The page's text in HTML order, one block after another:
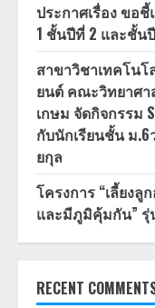
ประกาศเรื่อง ขอ
1 ชั้นปีที่ 2 และชั้น
สาขาวิชาเทคโน
ยนต์ คณะวิทยาศ
เกษม จัดกิจกรรม
กับนักเรียนชั้น ม.6
ยกุล
โครงการ “เลี้ยงลู
และมีภูมิคุ้มกัน” รุ่
RECENT